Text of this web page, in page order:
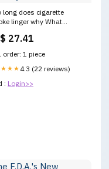
long does cigarette
linger why What
of It Indoors Timeline
Recovery After –
27.41
order: 1 piece
4.3 (22 reviews)
: Login>>